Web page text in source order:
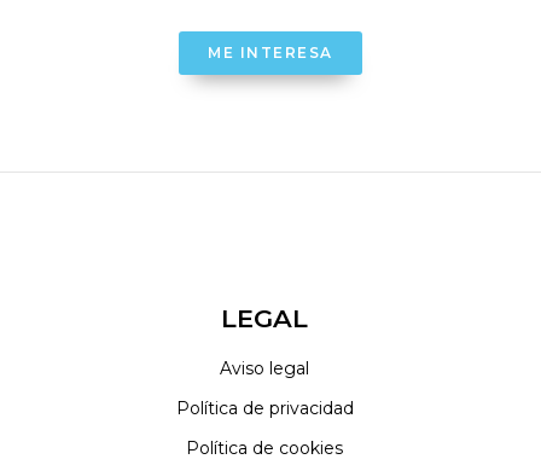
ME INTERESA
LEGAL
Aviso legal
Política de privacidad
Política de cookies